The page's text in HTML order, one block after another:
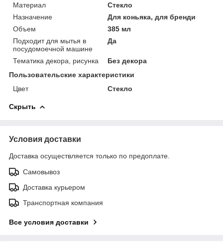
Материал
Стекло
Назначение
Для коньяка, для бренди
Объем
385 мл
Подходит для мытья в
посудомоечной машине
Да
Тематика декора, рисунка
Без декора
Пользовательские характеристики
Цвет
Стекло
Скрыть
Условия доставки
Доставка осуществляется только по предоплате.
Самовывоз
Доставка курьером
Транспортная компания
Все условия доставки